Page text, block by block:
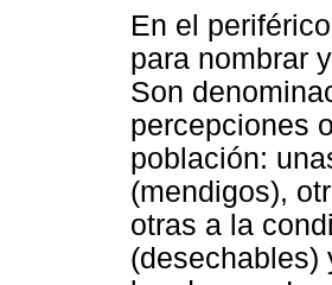
En el
para nombrar
Son
percepciones
población:
(mendigos),
otras a la
(desechables)